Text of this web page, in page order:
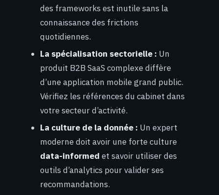
des frameworks est inutile sans la
connaissance des frictions
quotidiennes.
La spécialisation sectorielle : Un
produit B2B SaaS complexe diffère
d’une application mobile grand public.
Vérifiez les références du cabinet dans
votre secteur d’activité.
La culture de la donnée : Un expert
moderne doit avoir une forte culture
data-informed et savoir utiliser des
outils d’analytics pour valider ses
recommandations.